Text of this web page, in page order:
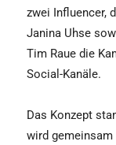
zwei Influencer,
Janina Uhse
Tim Raue die
Social-Kanäle.
Das Konzept
wird gemeinsam